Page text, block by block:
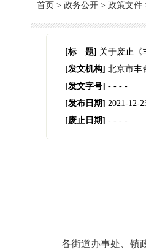
首页 > 政务公开 > 政策文件
[标 题] 关于废止《
[发文机构] 北京市丰
[发文字号] - - - -
[发布日期] 2021-12-
[废止日期] - - - -
各街道办事处、镇